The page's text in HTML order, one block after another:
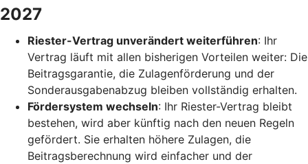
2027
Riester-Vertrag unverändert weiterführen: Ihr
Vertrag läuft mit allen bisherigen Vorteilen weiter: Die
Beitragsgarantie, die Zulagenförderung und der
Sonderausgabenabzug bleiben vollständig erhalten.
Fördersystem wechseln: Ihr Riester-Vertrag bleibt
bestehen, wird aber künftig nach den neuen Regeln
gefördert. Sie erhalten höhere Zulagen, die
Beitragsberechnung wird einfacher und der